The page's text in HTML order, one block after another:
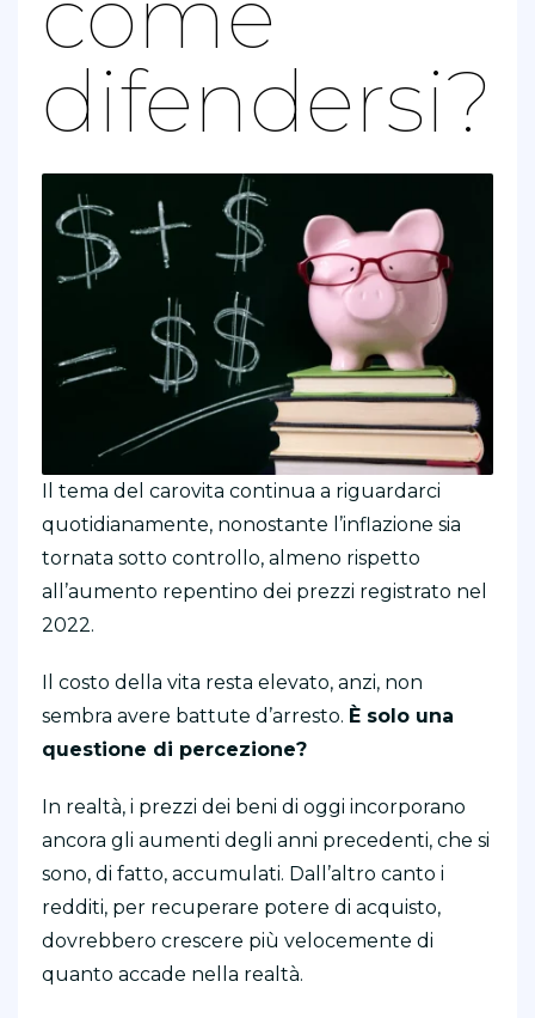
difendersi?
Il tema del carovita continua a riguardarci
quotidianamente, nonostante l’inflazione sia
tornata sotto controllo, almeno rispetto
all’aumento repentino dei prezzi registrato nel
2022.
Il costo della vita resta elevato, anzi, non
sembra avere battute d’arresto. È solo una
questione di percezione?
In realtà, i prezzi dei beni di oggi incorporano
ancora gli aumenti degli anni precedenti, che si
sono, di fatto, accumulati. Dall’altro canto i
redditi, per recuperare potere di acquisto,
dovrebbero crescere più velocemente di
quanto accade nella realtà.